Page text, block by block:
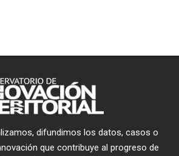
difundimos los datos, casos o
que contribuye al progreso de